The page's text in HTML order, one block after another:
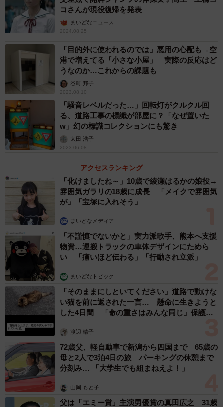
コさんが現役復帰を発表
まいどなニュース
2024.08.25
「目的外に使われるのでは」悪用の心配も→空
港で増えてる「小さな小屋」 実際の反応はど
うなのか…これからの課題も
谷町 邦子
2023.08.10
「騒音レベルだった…」回転灯がクルクル回
る、道路工事の標識が部屋に？「なぜ置いた
w」幻の標識コレクションにも驚き
太田 浩子
2023.06.08
アクセスランキング
「化けましたね～」10歳で綾瀬はるかの娘役→
雰囲気ガラリの18歳に成長 「メイクで雰囲気
が」「宝塚に入れそう」
まいどなメディア
「不謹慎でないかと」実力派歌手、熊本へ支援
物資…運搬トラックの車体デザインにためら
い 「痛いほど伝わる」「行動され立派」
まいどなトピック
「そのままにしといてください」道路で動けな
い猫を前に返された一言… 懸命に生きようと
した4日間 「命の重さはみんな同じ」保護団
渡辺 晴子
72歳父、軽自動車で新潟から四国まで 65歳の
母と2人で3泊4日の旅 パーキングの休憩まで
分刻み… 「大学生でも組まねえよ！」
山岡 もと子
父は「エミー賞」主演男優賞の真田広之 31歳